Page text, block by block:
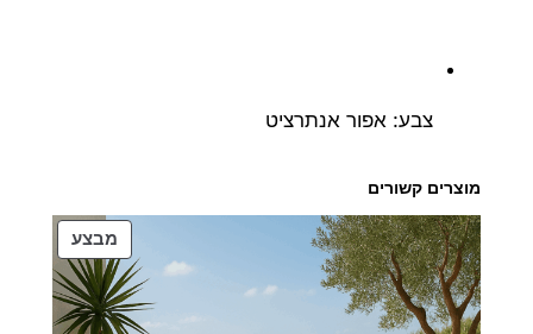
צבע: אפור אנתרציט
מוצרים קשורים
מבצעמוצרים
במבצע